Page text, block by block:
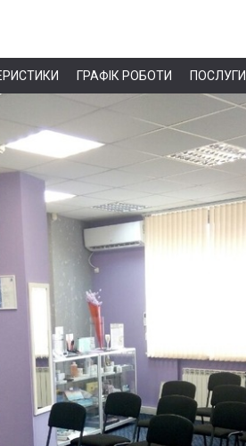
ГРАФІК РОБОТИ ПОСЛУГИ